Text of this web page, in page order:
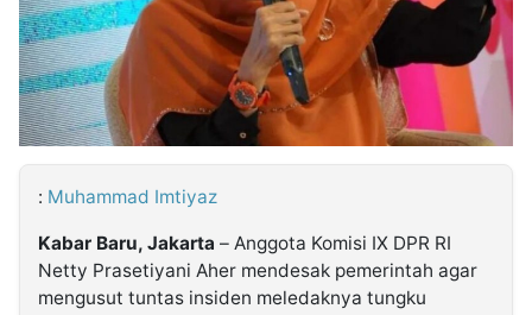
Follow
Kabarbaru
: Muhammad Imtiyaz
Kabar Baru, Jakarta – Anggota Komisi IX DPR RI
Netty Prasetiyani Aher mendesak pemerintah agar
mengusut tuntas insiden meledaknya tungku